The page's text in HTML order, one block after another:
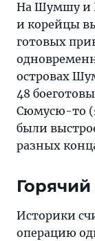
На Шумшу и
и корейцы
готовых
островах
48
Сюмусю-то
были
разных
Горячий
Историки
операцию